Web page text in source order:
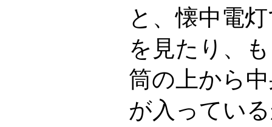
と、懐中電
を見たり、
筒の上から
が入ってい